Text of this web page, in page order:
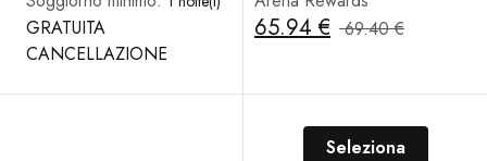
GRATUITA
CANCELLAZIONE
65.94 € 69.40 €
Seleziona